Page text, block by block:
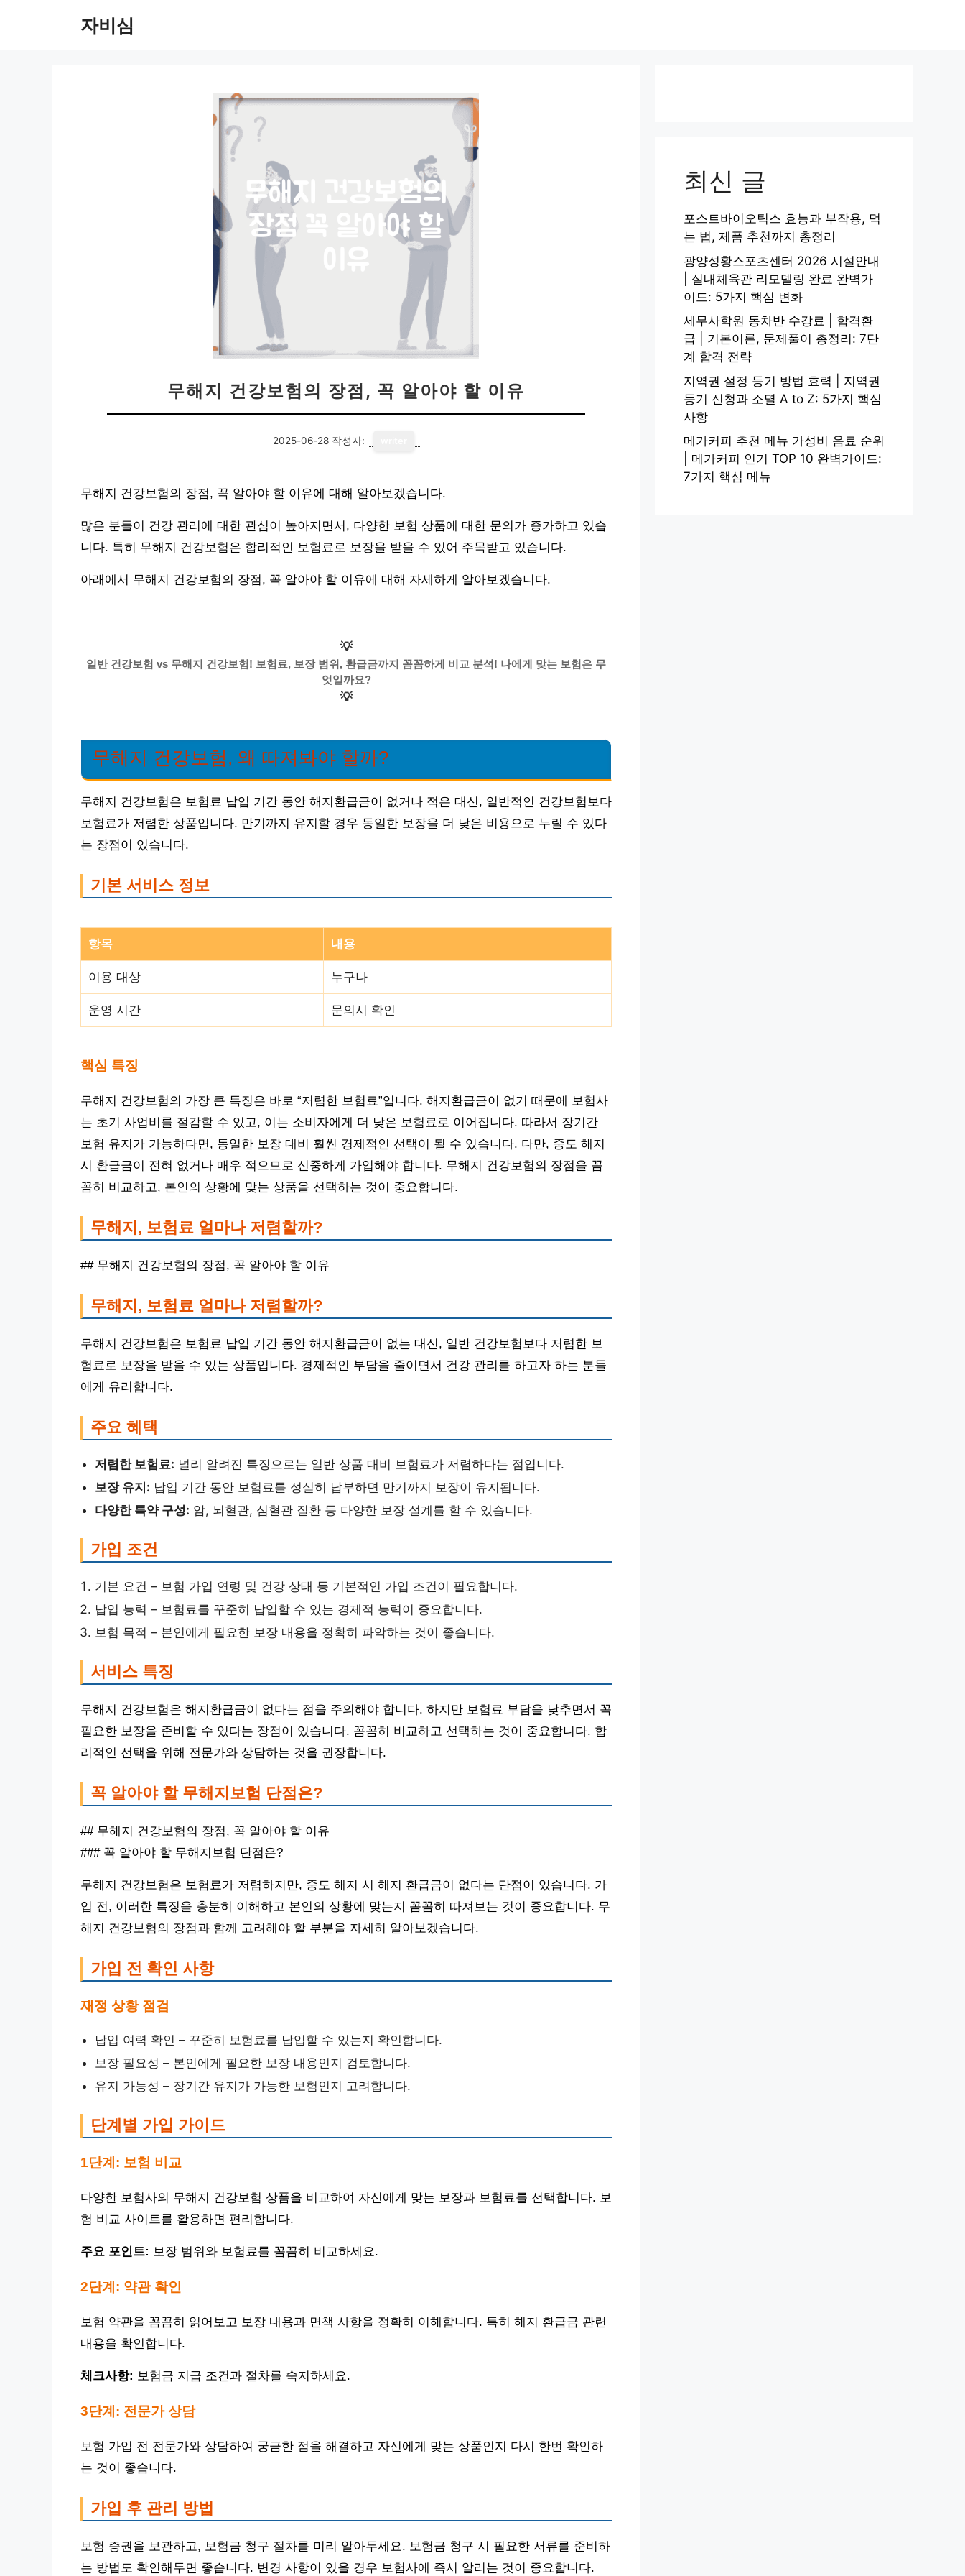
자비심
무해지 건강보험의 장점, 꼭 알아야 할 이유
2025-06-28 작성자:
무해지 건강보험의 장점, 꼭 알아야 할 이유에 대해 알아보겠습니다.
많은 분들이 건강 관리에 대한 관심이 높아지면서, 다양한 보험 상품에 대한 문의가 증가하고 있습
니다. 특히 무해지 건강보험은 합리적인 보험료로 보장을 받을 수 있어 주목받고 있습니다.
아래에서 무해지 건강보험의 장점, 꼭 알아야 할 이유에 대해 자세하게 알아보겠습니다.
💡
일반 건강보험 vs 무해지 건강보험! 보험료, 보장 범위, 환급금까지 꼼꼼하게 비교 분석! 나에게 맞는 보험은 무
엇일까요?
💡
무해지 건강보험, 왜 따져봐야 할까?
무해지 건강보험은 보험료 납입 기간 동안 해지환급금이 없거나 적은 대신, 일반적인 건강보험보다
보험료가 저렴한 상품입니다. 만기까지 유지할 경우 동일한 보장을 더 낮은 비용으로 누릴 수 있다
는 장점이 있습니다.
기본 서비스 정보
항목 내용
이용 대상 누구나
운영 시간 문의시 확인
핵심 특징
무해지 건강보험의 가장 큰 특징은 바로 “저렴한 보험료”입니다. 해지환급금이 없기 때문에 보험사
는 초기 사업비를 절감할 수 있고, 이는 소비자에게 더 낮은 보험료로 이어집니다. 따라서 장기간
보험 유지가 가능하다면, 동일한 보장 대비 훨씬 경제적인 선택이 될 수 있습니다. 다만, 중도 해지
시 환급금이 전혀 없거나 매우 적으므로 신중하게 가입해야 합니다. 무해지 건강보험의 장점을 꼼
꼼히 비교하고, 본인의 상황에 맞는 상품을 선택하는 것이 중요합니다.
무해지, 보험료 얼마나 저렴할까?
## 무해지 건강보험의 장점, 꼭 알아야 할 이유
무해지, 보험료 얼마나 저렴할까?
무해지 건강보험은 보험료 납입 기간 동안 해지환급금이 없는 대신, 일반 건강보험보다 저렴한 보
험료로 보장을 받을 수 있는 상품입니다. 경제적인 부담을 줄이면서 건강 관리를 하고자 하는 분들
에게 유리합니다.
주요 혜택
저렴한 보험료: 널리 알려진 특징으로는 일반 상품 대비 보험료가 저렴하다는 점입니다.
보장 유지: 납입 기간 동안 보험료를 성실히 납부하면 만기까지 보장이 유지됩니다.
다양한 특약 구성: 암, 뇌혈관, 심혈관 질환 등 다양한 보장 설계를 할 수 있습니다.
가입 조건
기본 요건 – 보험 가입 연령 및 건강 상태 등 기본적인 가입 조건이 필요합니다.
납입 능력 – 보험료를 꾸준히 납입할 수 있는 경제적 능력이 중요합니다.
보험 목적 – 본인에게 필요한 보장 내용을 정확히 파악하는 것이 좋습니다.
서비스 특징
무해지 건강보험은 해지환급금이 없다는 점을 주의해야 합니다. 하지만 보험료 부담을 낮추면서 꼭
필요한 보장을 준비할 수 있다는 장점이 있습니다. 꼼꼼히 비교하고 선택하는 것이 중요합니다. 합
리적인 선택을 위해 전문가와 상담하는 것을 권장합니다.
꼭 알아야 할 무해지보험 단점은?
## 무해지 건강보험의 장점, 꼭 알아야 할 이유
### 꼭 알아야 할 무해지보험 단점은?
무해지 건강보험은 보험료가 저렴하지만, 중도 해지 시 해지 환급금이 없다는 단점이 있습니다. 가
입 전, 이러한 특징을 충분히 이해하고 본인의 상황에 맞는지 꼼꼼히 따져보는 것이 중요합니다. 무
해지 건강보험의 장점과 함께 고려해야 할 부분을 자세히 알아보겠습니다.
가입 전 확인 사항
재정 상황 점검
납입 여력 확인 – 꾸준히 보험료를 납입할 수 있는지 확인합니다.
보장 필요성 – 본인에게 필요한 보장 내용인지 검토합니다.
유지 가능성 – 장기간 유지가 가능한 보험인지 고려합니다.
단계별 가입 가이드
1단계: 보험 비교
다양한 보험사의 무해지 건강보험 상품을 비교하여 자신에게 맞는 보장과 보험료를 선택합니다. 보
험 비교 사이트를 활용하면 편리합니다.
주요 포인트: 보장 범위와 보험료를 꼼꼼히 비교하세요.
2단계: 약관 확인
보험 약관을 꼼꼼히 읽어보고 보장 내용과 면책 사항을 정확히 이해합니다. 특히 해지 환급금 관련
내용을 확인합니다.
체크사항: 보험금 지급 조건과 절차를 숙지하세요.
3단계: 전문가 상담
보험 가입 전 전문가와 상담하여 궁금한 점을 해결하고 자신에게 맞는 상품인지 다시 한번 확인하
는 것이 좋습니다.
가입 후 관리 방법
보험 증권을 보관하고, 보험금 청구 절차를 미리 알아두세요. 보험금 청구 시 필요한 서류를 준비하
는 방법도 확인해두면 좋습니다. 변경 사항이 있을 경우 보험사에 즉시 알리는 것이 중요합니다.
최신 글
포스트바이오틱스 효능과 부작용, 먹
는 법, 제품 추천까지 총정리
광양성황스포츠센터 2026 시설안내
| 실내체육관 리모델링 완료 완벽가
이드: 5가지 핵심 변화
세무사학원 동차반 수강료 | 합격환
급 | 기본이론, 문제풀이 총정리: 7단
계 합격 전략
지역권 설정 등기 방법 효력 | 지역권
등기 신청과 소멸 A to Z: 5가지 핵심
사항
메가커피 추천 메뉴 가성비 음료 순위
| 메가커피 인기 TOP 10 완벽가이드:
7가지 핵심 메뉴